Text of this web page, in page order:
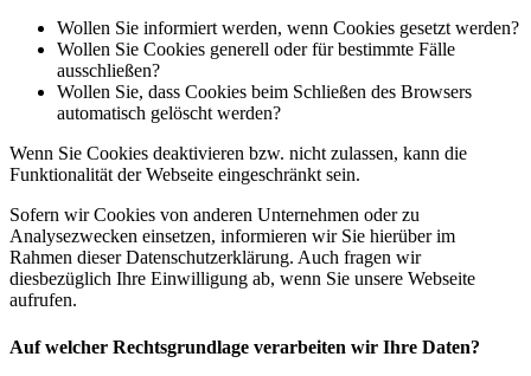
Wollen Sie informiert werden, wenn Cookies gesetzt werden?
Wollen Sie Cookies generell oder für bestimmte Fälle
ausschließen?
Wollen Sie, dass Cookies beim Schließen des Browsers
automatisch gelöscht werden?
Wenn Sie Cookies deaktivieren bzw. nicht zulassen, kann die
Funktionalität der Webseite eingeschränkt sein.
Sofern wir Cookies von anderen Unternehmen oder zu
Analysezwecken einsetzen, informieren wir Sie hierüber im
Rahmen dieser Datenschutzerklärung. Auch fragen wir
diesbezüglich Ihre Einwilligung ab, wenn Sie unsere Webseite
aufrufen.
Auf welcher Rechtsgrundlage verarbeiten wir Ihre Daten?